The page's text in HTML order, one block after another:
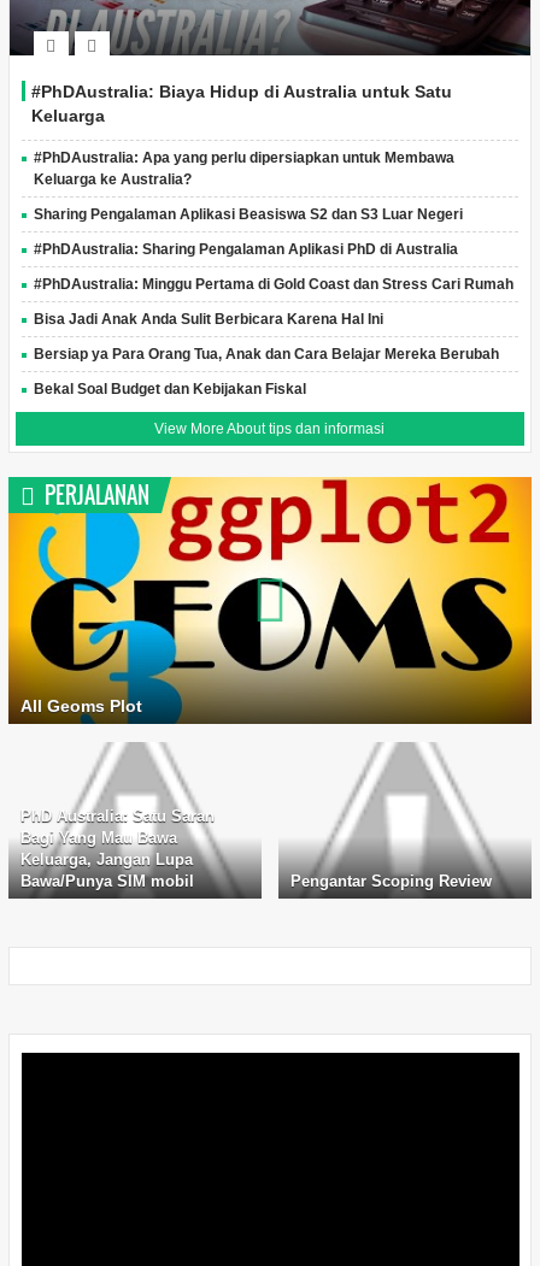
#PhDAustralia: Biaya Hidup di Australia untuk Satu
Keluarga
#PhDAustralia: Apa yang perlu dipersiapkan untuk Membawa
Keluarga ke Australia?
Sharing Pengalaman Aplikasi Beasiswa S2 dan S3 Luar Negeri
#PhDAustralia: Sharing Pengalaman Aplikasi PhD di Australia
#PhDAustralia: Minggu Pertama di Gold Coast dan Stress Cari Rumah
Bisa Jadi Anak Anda Sulit Berbicara Karena Hal Ini
Bersiap ya Para Orang Tua, Anak dan Cara Belajar Mereka Berubah
Bekal Soal Budget dan Kebijakan Fiskal
View More About tips dan informasi
PERJALANAN
All Geoms Plot
PhD Australia: Satu Saran
Bagi Yang Mau Bawa
Keluarga, Jangan Lupa
Bawa/Punya SIM mobil
Pengantar Scoping Review